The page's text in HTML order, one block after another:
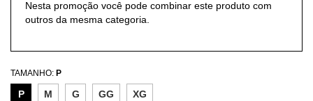
Nesta promoção você pode combinar este produto com
outros da mesma categoria.
TAMANHO: P
P M G GG XG